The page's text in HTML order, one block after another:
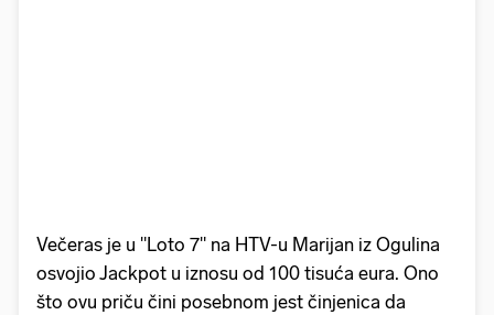
Večeras je u "Loto 7" na HTV-u Marijan iz Ogulina
osvojio Jackpot u iznosu od 100 tisuća eura. Ono
što ovu priču čini posebnom jest činjenica da